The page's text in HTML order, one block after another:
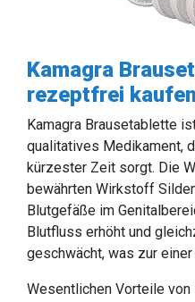
Kamagra
rezeptfrei kaufen
Kamagra Brausetablette
qualitatives Medikament,
kürzester Zeit sorgt. Die
bewährten Wirkstoff
Blutgefäße im
Blutfluss erhöht und
geschwächt, was zur
Wesentlichen Vorteile von